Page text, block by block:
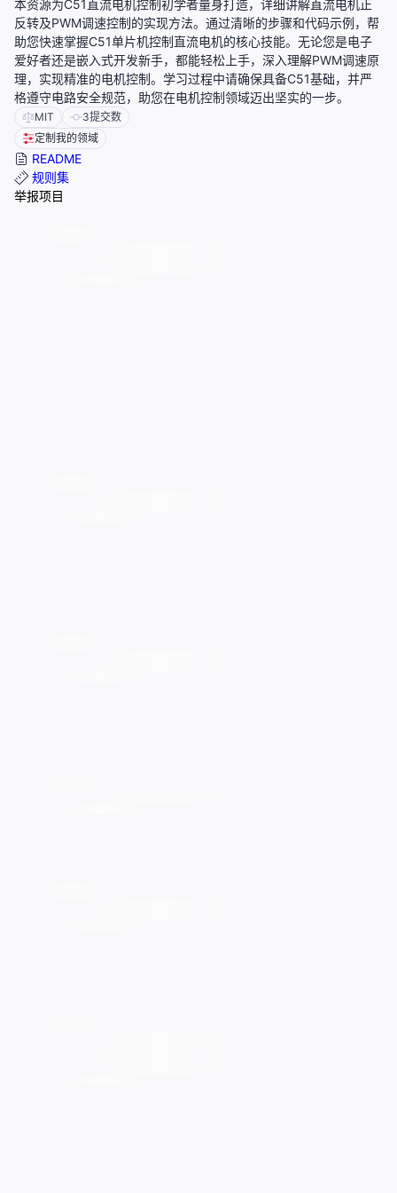
本资源为C51直流电机控制初学者量身打造，详细讲解直流电机正
反转及PWM调速控制的实现方法。通过清晰的步骤和代码示例，帮
助您快速掌握C51单片机控制直流电机的核心技能。无论您是电子
爱好者还是嵌入式开发新手，都能轻松上手，深入理解PWM调速原
理，实现精准的电机控制。学习过程中请确保具备C51基础，并严
格遵守电路安全规范，助您在电机控制领域迈出坚实的一步。
MIT 3提交数
定制我的领域
README
规则集
举报项目